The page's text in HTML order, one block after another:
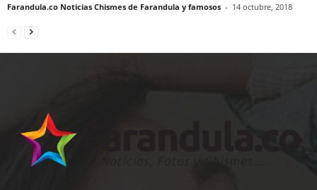
Farandula.co Noticias Chismes de Farandula y famosos - 14 octubre, 2018